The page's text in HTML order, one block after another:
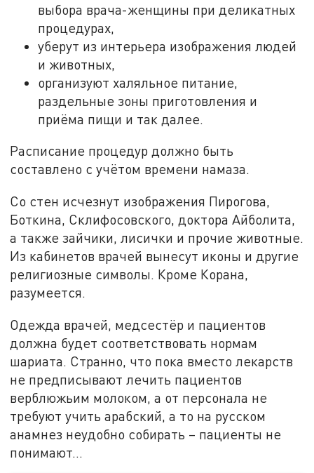
выбора врача-женщины при деликатных
процедурах,
уберут из интерьера изображения людей
и животных,
организуют халяльное питание,
раздельные зоны приготовления и
приёма пищи и так далее.
Расписание процедур должно быть
составлено с учётом времени намаза.
Со стен исчезнут изображения Пирогова,
Боткина, Склифосовского, доктора Айболита,
а также зайчики, лисички и прочие животные.
Из кабинетов врачей вынесут иконы и другие
религиозные символы. Кроме Корана,
разумеется.
Одежда врачей, медсестёр и пациентов
должна будет соответствовать нормам
шариата. Странно, что пока вместо лекарств
не предписывают лечить пациентов
верблюжьим молоком, а от персонала не
требуют учить арабский, а то на русском
анамнез неудобно собирать – пациенты не
понимают…